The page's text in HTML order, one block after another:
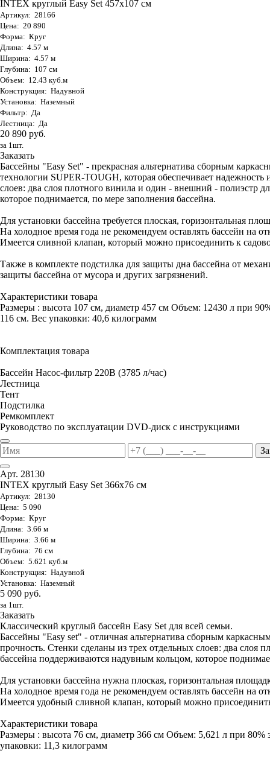
INTEX круглый Easy Set 457х107 см
Артикул: 28166
Цена: 20 890
Форма: Круг
Длина: 4.57 м
Ширина: 4.57 м
Глубина: 107 см
Объем: 12.43 куб.м
Конструкция: Надувной
Установка: Наземный
Фильтр: Да
Лестница: Да
20 890 руб.
за 1шт.
Заказать
Бассейны "Easy Set" - прекрасная альтернатива сборным
технологии SUPER-TOUGH, которая обеспечивает
слоев: два слоя плотного винила и один - внешний - полиэстр
которое поднимается, по мере заполнения бассейна.
Для установки бассейна требуется плоская, горизонтальная
На холодное время года не рекомендуем оставлять бассейн на
Имеется сливной клапан, который можно присоединить к
Также в комплекте подстилка для защиты дна бассейна от
защиты бассейна от мусора и других загрязнений.
Характеристики товара
Размеры : высота 107 см, диаметр 457 см Объем: 12430 л при
116 см. Вес упаковки: 40,6 килограмм
Комплектация товара
Бассейн Насос-фильтр 220В (3785 л/час)
Лестница
Тент
Подстилка
Ремкомплект
Руководство по эксплуатации DVD-диск с инструкциями
Арт. 28130
INTEX круглый Easy Set 366х76 см
Артикул: 28130
Цена: 5 090
Форма: Круг
Длина: 3.66 м
Ширина: 3.66 м
Глубина: 76 см
Объем: 5.621 куб.м
Конструкция: Надувной
Установка: Наземный
5 090 руб.
за 1шт.
Заказать
Классический круглый бассейн Easy Set для всей семьи.
Бассейны "Easy set" - отличная альтернатива сборным
прочность. Стенки сделаны из трех отдельных слоев: два
бассейна поддерживаются надувным кольцом, которое
Для установки бассейна нужна плоская, горизонтальная
На холодное время года не рекомендуем оставлять бассейн на
Имеется удобный сливной клапан, который можно
Характеристики товара
Размеры : высота 76 см, диаметр 366 см Объем: 5,621 л при
упаковки: 11,3 килограмм